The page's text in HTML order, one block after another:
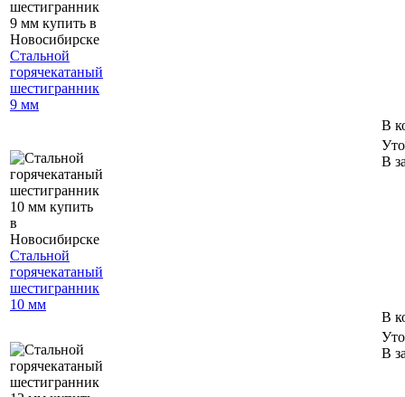
Стальной
горячекатаный
шестигранник
9 мм
В
Стальной
горячекатаный
шестигранник
10 мм
В
В
В